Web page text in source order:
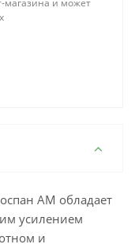
магазина и может
AМ обладает
усилением
и